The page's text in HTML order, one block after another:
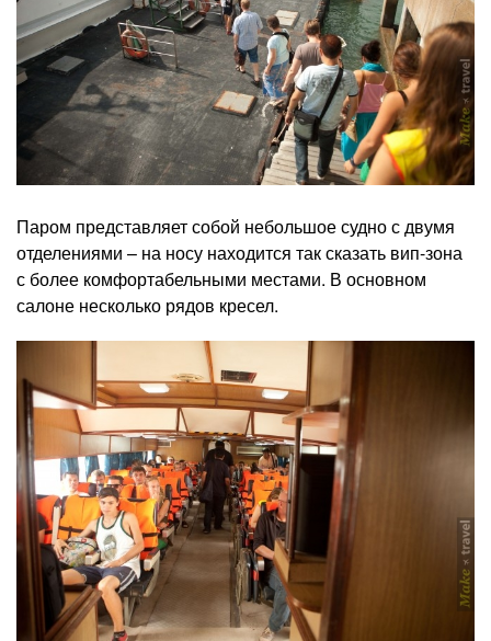
Паром представляет собой небольшое судно с двумя
отделениями – на носу находится так сказать вип-зона
с более комфортабельными местами. В основном
салоне несколько рядов кресел.